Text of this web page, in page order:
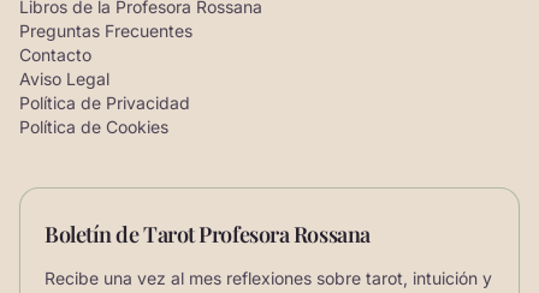
Libros de la Profesora Rossana
Preguntas Frecuentes
Contacto
Aviso Legal
Política de Privacidad
Política de Cookies
Boletín de Tarot Profesora Rossana
Recibe una vez al mes reflexiones sobre tarot, intuición y